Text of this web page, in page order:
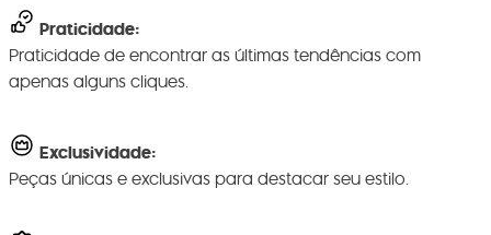
Praticidade:
Praticidade de encontrar as últimas tendências com
apenas alguns cliques.
Exclusividade:
Peças únicas e exclusivas para destacar seu estilo.